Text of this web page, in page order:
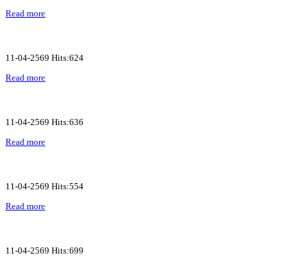
Read more
11-04-2569 Hits:624
Read more
11-04-2569 Hits:636
Read more
11-04-2569 Hits:554
Read more
11-04-2569 Hits:699